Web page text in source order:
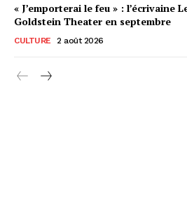
« J’emporterai le feu » : l’écrivaine
Goldstein Theater en septembre
CULTURE 2 août 2026